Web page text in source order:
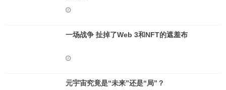
一场战争 扯掉了Web 3和NFT的遮羞布
元宇宙究竟是“未来”还是“局”？